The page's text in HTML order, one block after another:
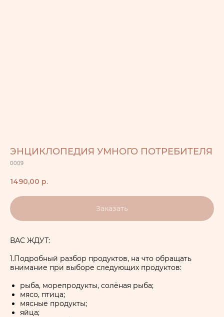
ЭНЦИКЛОПЕДИЯ УМНОГО ПОТРЕБИТЕЛЯ
0009
1490,00 р.
Заказать
ВАС ЖДУТ:
1.Подробный разбор продуктов, на что обращать
внимание при выборе следующих продуктов:
рыба, морепродукты, солёная рыба;
мясо, птица;
мясные продукты;
яйца;